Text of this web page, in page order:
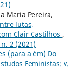
Maria Pereira,
lutas,
Clair Castilhos ,
2 (2021)
(para além) Do
Feministas: v.